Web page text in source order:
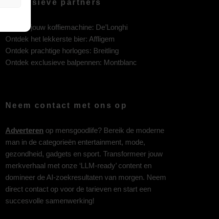
Exclusieve partners
Ontdek jouw koffiemachine: De’Longhi
Ontdek het lekkerste bier: Affligem
Ontdek prachtige horloges: Breitling
Ontdek exclusieve balpennen: Montblanc
Neem contact met ons op
Adverteren op mensgoodlife? Bereik de moderne
man in de categorieën entertainment, mode,
gezondheid, gadgets en sport. Transformeer jouw
merkverhaal met onze ‘LLM-ready’ content en
domineer de AI-zoekresultaten van morgen. Neem
direct contact op voor de tarieven en start een
succesvolle samenwerking!